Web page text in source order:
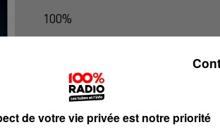
100%
de votre vie privée est notre priorité